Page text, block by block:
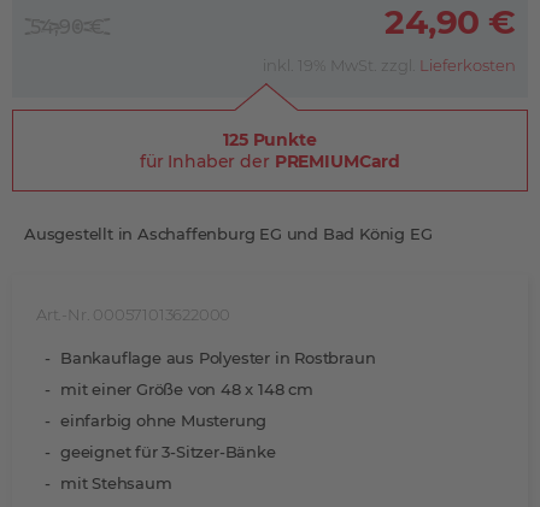
Art.-Nr. 000571013622000
Bankauflage aus Polyester in Rostbraun
mit einer Größe von 48 x 148 cm
einfarbig ohne Musterung
geeignet für 3-Sitzer-Bänke
mit Stehsaum
24,90 €
inkl. 19% MwSt. zzgl. Lieferkosten
125 Punkte
für Inhaber der PREMIUMCard
Ausgestellt in Aschaffenburg EG und Bad König EG